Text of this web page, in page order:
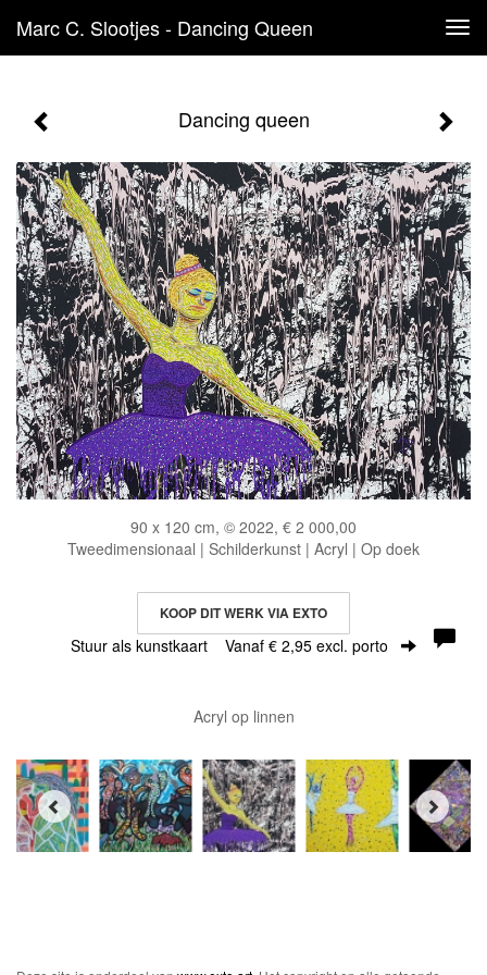
Marc C. Slootjes - Dancing Queen
Dancing queen
90 x 120 cm, © 2022, € 2 000,00
Tweedimensionaal | Schilderkunst | Acryl | Op doek
KOOP DIT WERK VIA EXTO
Stuur als kunstkaart Vanaf € 2,95 excl. porto
Acryl op linnen